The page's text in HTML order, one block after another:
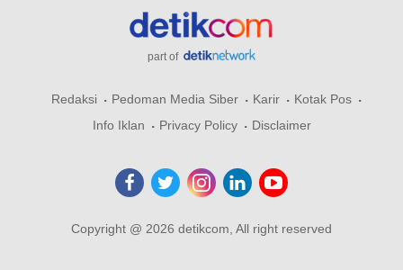
part of
Redaksi Pedoman Media Siber Karir
Kotak Pos
Info Iklan
Privacy Policy Disclaimer
Copyright @ 2026 detikcom, All right reserved